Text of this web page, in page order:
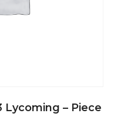
Lycoming – Piece